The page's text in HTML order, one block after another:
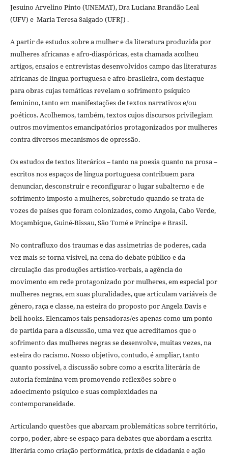
Jesuino Arvelino Pinto (UNEMAT), Dra Luciana Brandão Leal
(UFV) e Maria Teresa Salgado (UFRJ) .
A partir de estudos sobre a mulher e da literatura produzida por
mulheres africanas e afro-diaspóricas, esta chamada acolheu
artigos, ensaios e entrevistas desenvolvidos campo das literaturas
africanas de língua portuguesa e afro-brasileira, com destaque
para obras cujas temáticas revelam o sofrimento psíquico
feminino, tanto em manifestações de textos narrativos e/ou
poéticos. Acolhemos, também, textos cujos discursos privilegiam
outros movimentos emancipatórios protagonizados por mulheres
contra diversos mecanismos de opressão.
Os estudos de textos literários – tanto na poesia quanto na prosa –
escritos nos espaços de língua portuguesa contribuem para
denunciar, desconstruir e reconfigurar o lugar subalterno e de
sofrimento imposto a mulheres, sobretudo quando se trata de
vozes de países que foram colonizados, como Angola, Cabo Verde,
Moçambique, Guiné-Bissau, São Tomé e Príncipe e Brasil.
No contrafluxo dos traumas e das assimetrias de poderes, cada
vez mais se torna visível, na cena do debate público e da
circulação das produções artístico-verbais, a agência do
movimento em rede protagonizado por mulheres, em especial por
mulheres negras, em suas pluralidades, que articulam variáveis de
gênero, raça e classe, na esteira do proposto por Angela Davis e
bell hooks. Elencamos tais pensadoras/es apenas como um ponto
de partida para a discussão, uma vez que acreditamos que o
sofrimento das mulheres negras se desenvolve, muitas vezes, na
esteira do racismo. Nosso objetivo, contudo, é ampliar, tanto
quanto possível, a discussão sobre como a escrita literária de
autoria feminina vem promovendo reflexões sobre o
adoecimento psíquico e suas complexidades na
contemporaneidade.
Articulando questões que abarcam problemáticas sobre território,
corpo, poder, abre-se espaço para debates que abordam a escrita
literária como criação performática, práxis de cidadania e ação